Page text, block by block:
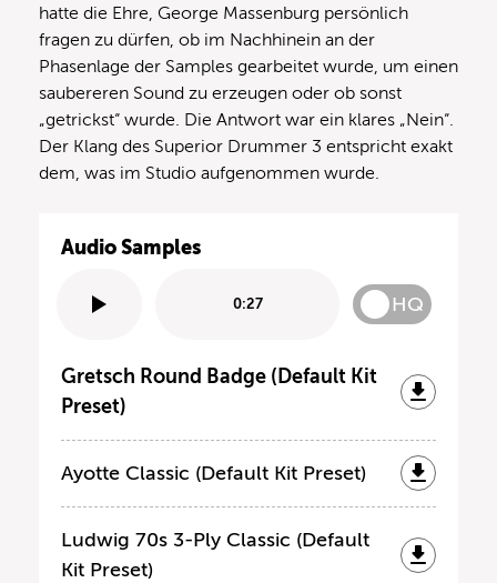
hatte die Ehre, George Massenburg persönlich
fragen zu dürfen, ob im Nachhinein an der
Phasenlage der Samples gearbeitet wurde, um einen
saubereren Sound zu erzeugen oder ob sonst
„getrickst“ wurde. Die Antwort war ein klares „Nein“.
Der Klang des Superior Drummer 3 entspricht exakt
dem, was im Studio aufgenommen wurde.
Audio Samples
0:27 HQ
Gretsch Round Badge (Default Kit
Preset)
Ayotte Classic (Default Kit Preset)
Ludwig 70s 3-Ply Classic (Default
Kit Preset)